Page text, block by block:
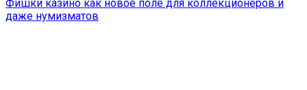
Фишки казино как новое поле для коллекционеров и
даже нумизматов